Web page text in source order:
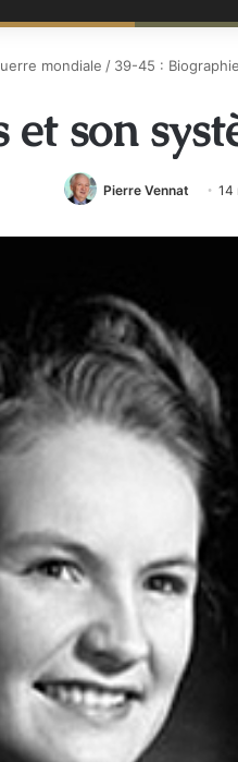
mondiale / 39-45 :
et son
Pierre Vennat 14